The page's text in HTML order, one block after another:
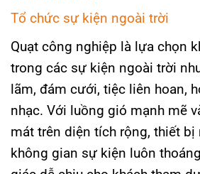
Tổ chức sự kiện ngoài trời
Quạt công nghiệp là lựa chọn
trong các sự kiện ngoài trời
lãm, đám cưới, tiệc liên hoan,
nhạc. Với luồng gió mạnh mẽ
mát trên diện tích rộng, thiết bị
không gian sự kiện luôn